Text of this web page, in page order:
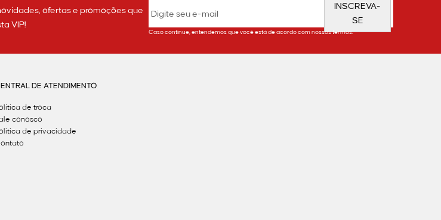
ofertas e promoções que
VIP!
INSCREVA-
SE
Caso continue, entendemos que você está de acordo com nossos termos.
DE ATENDIMENTO
de troca
conosco
de privacidade